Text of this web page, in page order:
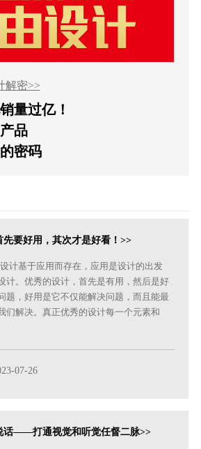
解密>>
量过亿！
品
密码
先要好用，其次才是好看！>>
计基于应用而存在，应用是设计的出发
计。优秀的设计，首先是有用，然后是好
题，好用是它不仅能解决问题，而且能最
们解决。真正优秀的设计每一个元素和
07-26
话——打通视觉和听觉任督二脉>>